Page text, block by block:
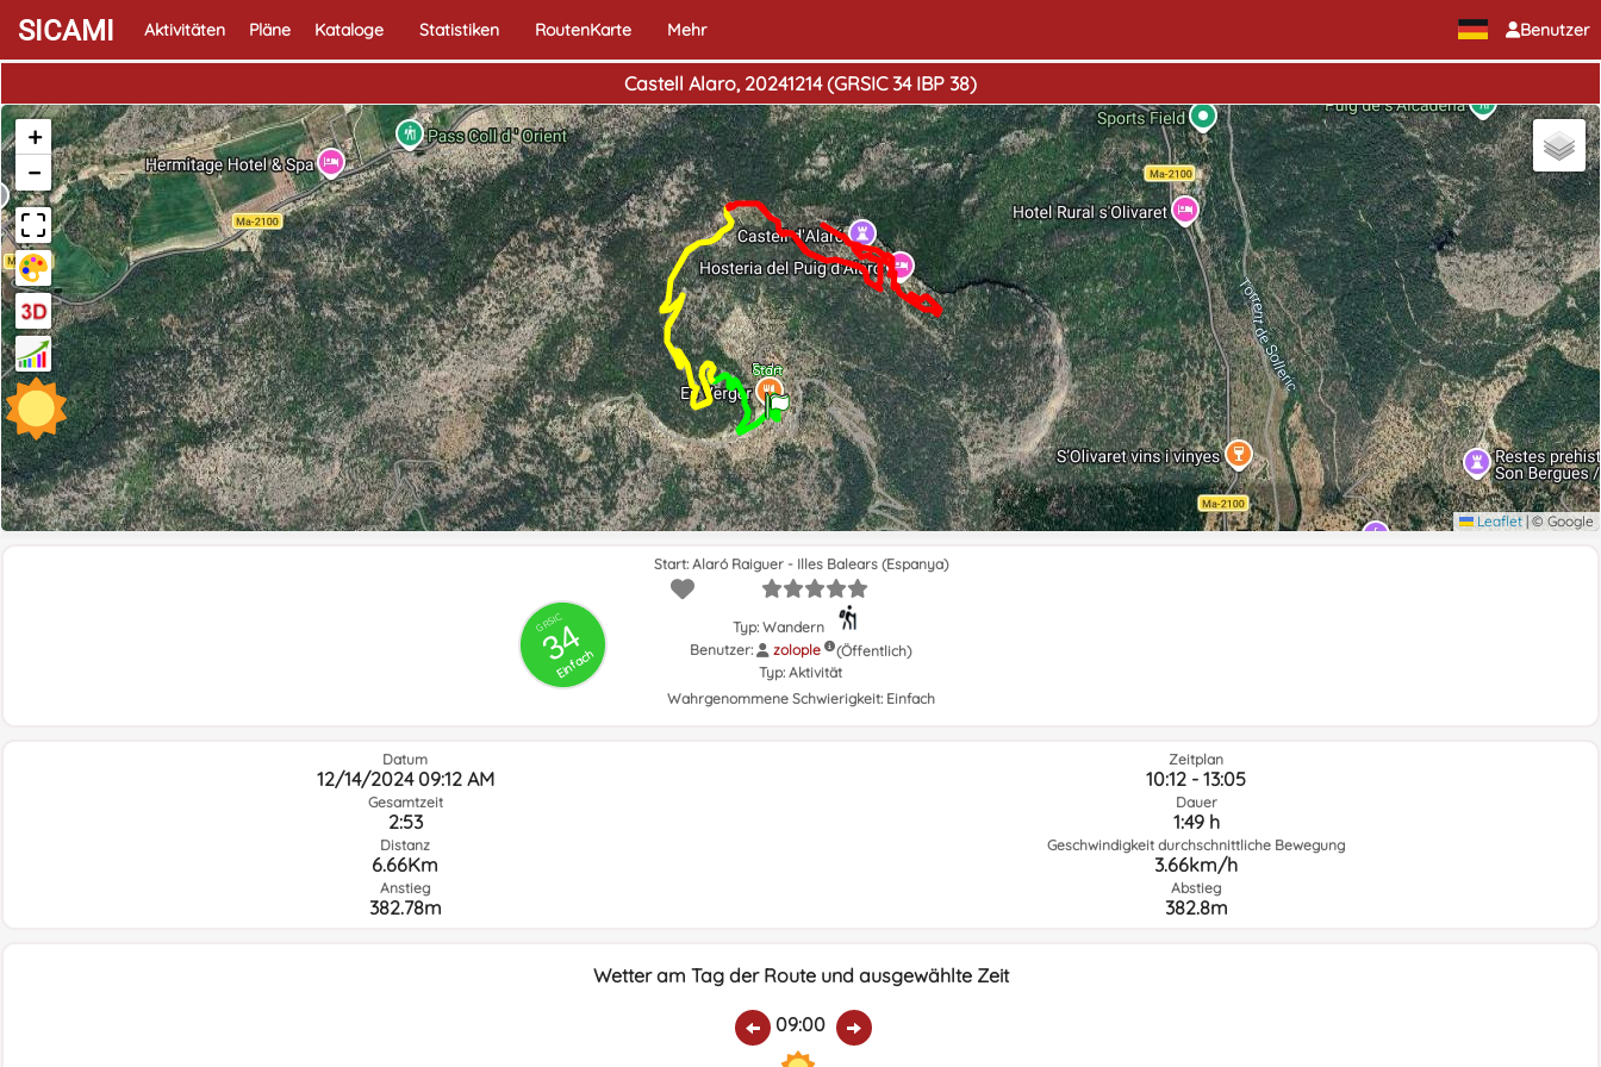
Benutzer
SICAMI Aktivitäten Pläne Kataloge Statistiken RoutenKarte Mehr
Castell Alaro, 20241214 (GRSIC 34 IBP 38)
Start
Ende
+
−
Leaflet | © Google
GRSIC
34
Einfach
Start: Alaró Raiguer - Illes Balears (Espanya)
Typ: Wandern
Benutzer:
zolople
(Öffentlich)
Typ: Aktivität
Wahrgenommene Schwierigkeit: Einfach
Datum
12/14/2024 09:12 AM
Gesamtzeit
2:53
Distanz
6.66Km
Anstieg
382.78m
Zeitplan
10:12 - 13:05
Dauer
1:49 h
Geschwindigkeit durchschnittliche Bewegung
3.66km/h
Abstieg
382.8m
Wetter am Tag der Route und ausgewählte Zeit
09:00